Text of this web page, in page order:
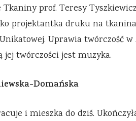
prof. Teresy
projektantka druku na
Uprawia twórczość
twórczości jest muzyka.
Domańska
i mieszka do dziś.